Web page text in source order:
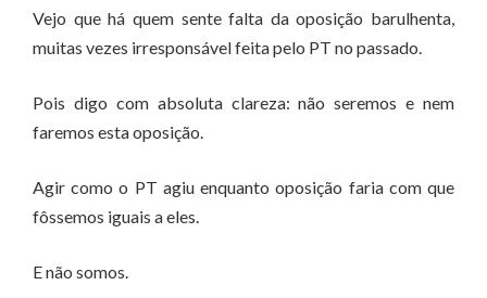
Vejo que há quem sente falta da oposição barulhenta,
muitas vezes irresponsável feita pelo PT no passado.
Pois digo com absoluta clareza: não seremos e nem
faremos esta oposição.
Agir como o PT agiu enquanto oposição faria com que
fôssemos iguais a eles.
E não somos.